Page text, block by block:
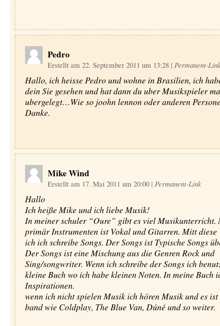
Pedro
Erstellt am 22. September 2011 um 13:28 | Permanent-
Hallo, ich heisse Pedro und wohne in Brasilien, ich
dein Sie gesehen und hat dann du uber Musikspieler
ubergelegt…Wie so joohn lennon oder anderen
Danke.
Mike Wind
Erstellt am 17. Mai 2011 um 20:00 | Permanent-Link
Hallo
Ich heiße Mike und ich liebe Musik!
In meiner schuler “Oure” gibt es viel Musikunterricht.
primär Instrumenten ist Vokal und Gitarren. Mitt diese
ich ich schreibe Songs. Der Songs ist Typische Songs
Der Songs ist eine Mischung aus die Genren Rock und
Sing/songwriter. Wenn ich schreibe der Songs ich
kleine Buch wo ich habe kleinen Noten. In meine Buch
Inspirationen.
wenn ich nicht spielen Musik ich hören Musik und es
band wie Coldplay, The Blue Van, Dúné und so weiter.